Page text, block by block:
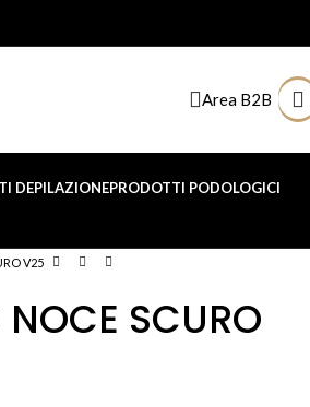
Area B2B
DEPILAZIONEPRODOTTI PODOLOGICI
V25
SCURO